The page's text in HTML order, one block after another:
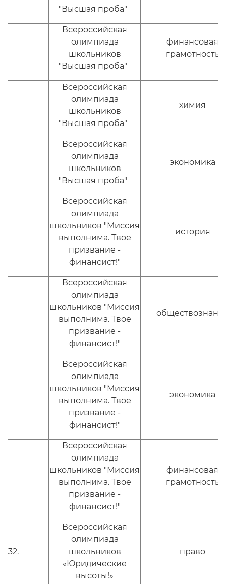
"Высшая проба"
Всероссийская
олимпиада
школьников
"Высшая проба"
финансовая
грамотность
Всероссийская
олимпиада
школьников
"Высшая проба"
химия
Всероссийская
олимпиада
школьников
"Высшая проба"
экономика
Всероссийская
олимпиада
школьников "Миссия
выполнима. Твое
призвание -
финансист!"
история
Всероссийская
олимпиада
школьников "Миссия
выполнима. Твое
призвание -
финансист!"
Всероссийская
олимпиада
школьников "Миссия
выполнима. Твое
призвание -
финансист!"
экономика
Всероссийская
олимпиада
школьников "Миссия
выполнима. Твое
призвание -
финансист!"
финансовая
грамотность
32.
Всероссийская
олимпиада
школьников
«Юридические
высоты!»
право